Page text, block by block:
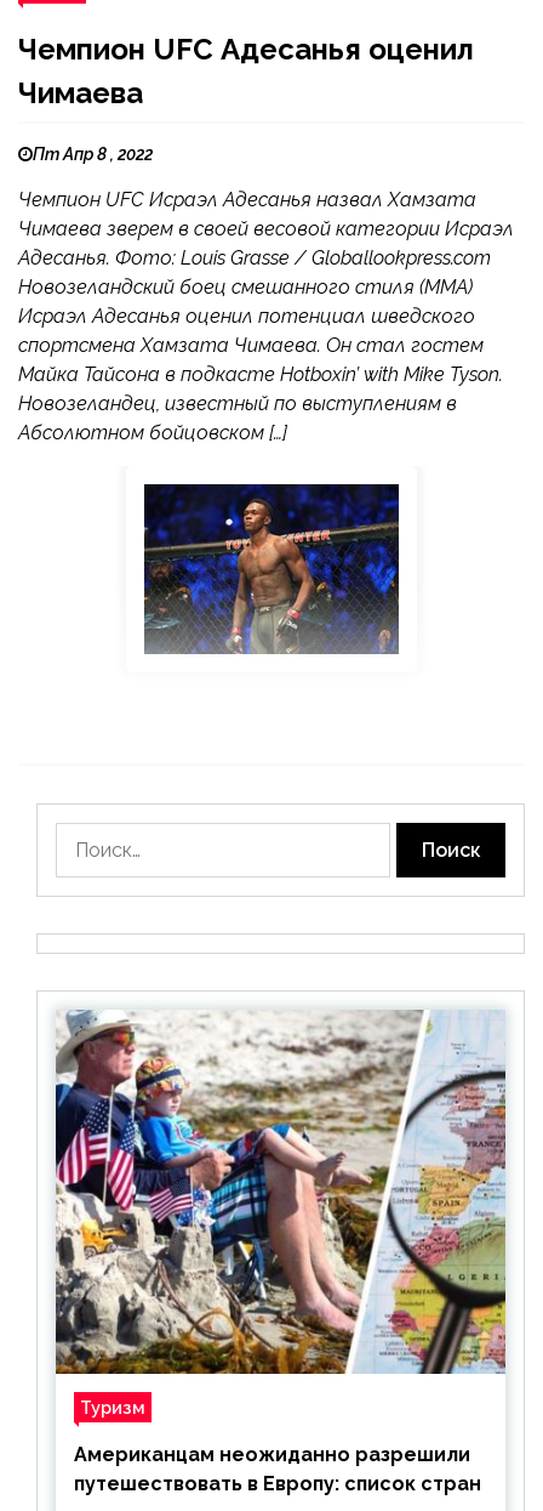
Чемпион UFC Адесанья оценил
Чимаева
Пт Апр 8 , 2022
Чемпион UFC Исраэл Адесанья назвал Хамзата
Чимаева зверем в своей весовой категории Исраэл
Адесанья. Фото: Louis Grasse / Globallookpress.com
Новозеландский боец смешанного стиля (MMA)
Исраэл Адесанья оценил потенциал шведского
спортсмена Хамзата Чимаева. Он стал гостем
Майка Тайсона в подкасте Hotboxin’ with Mike Tyson.
Новозеландец, известный по выступлениям в
Абсолютном бойцовском […]
Туризм
Американцам неожиданно разрешили
путешествовать в Европу: список стран